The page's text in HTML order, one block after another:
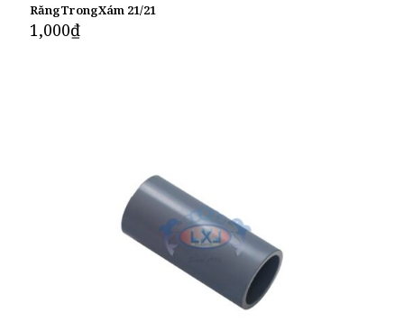
RăngTrongXám 21/21
1,000₫